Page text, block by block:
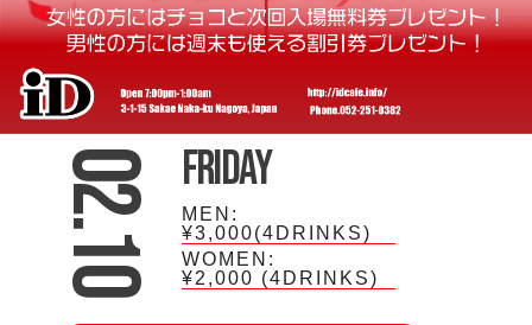
02.10 Friday
MEN:
¥3,000(4DRINKS)
WOMEN:
¥2,000 (4DRINKS)